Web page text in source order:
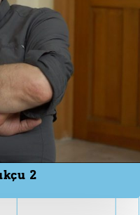
2